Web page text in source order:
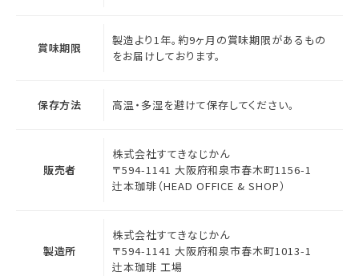
賞味期限
製造より1年。約9ヶ月の賞味期限があるもの
をお届けしております。
保存方法 高温・多湿を避けて保存してください。
販売者
株式会社すてきなじかん
〒594-1141 大阪府和泉市春木町1156-1
辻本珈琲（HEAD OFFICE & SHOP）
製造所
株式会社すてきなじかん
〒594-1141 大阪府和泉市春木町1013-1
辻本珈琲 工場